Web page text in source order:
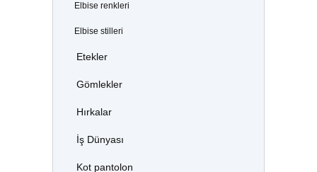
Elbise renkleri
Elbise stilleri
Etekler
Gömlekler
Hırkalar
İş Dünyası
Kot pantolon